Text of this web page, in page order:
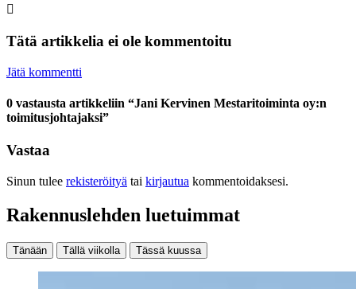
Tätä artikkelia ei ole kommentoitu
Jätä kommentti
0 vastausta artikkeliin “Jani Kervinen Mestaritoiminta oy:n
toimitusjohtajaksi”
Vastaa
Sinun tulee rekisteröityä tai kirjautua kommentoidaksesi.
Rakennuslehden luetuimmat
Tänään Tällä viikolla Tässä kuussa